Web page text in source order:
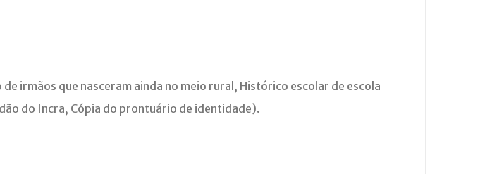
irmãos que nasceram ainda no meio rural, Histórico escolar de escola
do Incra, Cópia do prontuário de identidade).